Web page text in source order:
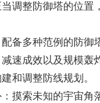
调整防御塔的位置
备多种范例的防御
速成效以及规模轰
和调整防线规划。
摸索未知的宇宙角